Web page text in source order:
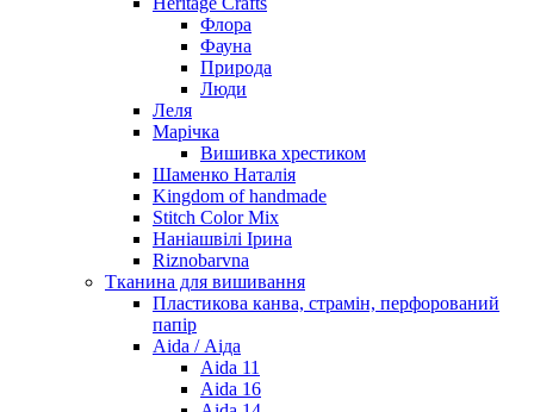
Флора
Фауна
Природа
Люди
Леля
Марічка
Вишивка хрестиком
Шаменко Наталія
Kingdom of handmade
Stitch Color Mix
Наніашвілі Ірина
Riznobarvna
Тканина для вишивання
Пластикова канва, страмін, перфорований
папір
Aida / Аіда
Aida 11
Aida 16